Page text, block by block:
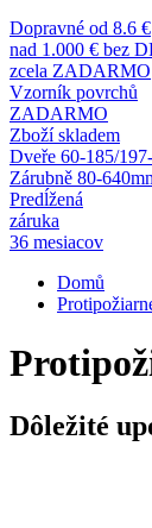
Dopravné od 8.6 €
nad 1.000 € bez
zcela ZADARMO
Vzorník povrchů
ZADARMO
Zboží skladem
Dveře 60-185/
Zárubně 80-
Predĺžená
záruka
36 mesiacov
Domů
Dôležité